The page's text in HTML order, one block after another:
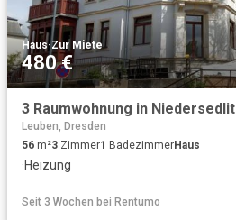
Haus·Zur Miete
480 €
3 Raumwohnung in
Leuben, Dresden
56 m²3 Zimmer1 BadezimmerHaus
·Heizung
Seit 3 Wochen bei Rentumo